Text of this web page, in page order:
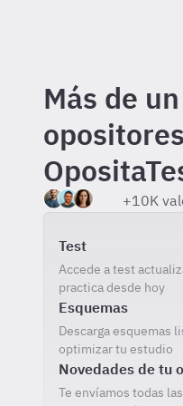
Más de
+10K
Incluido
Test
Accede a test
practica desde hoy
Esquemas
Descarga esquemas
optimizar tu estudio
Novedades de tu
Te envíamos todas